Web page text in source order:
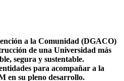
a la Comunidad (DGACO)
de una Universidad más
segura y sustentable.
para acompañar a la
en su pleno desarrollo.